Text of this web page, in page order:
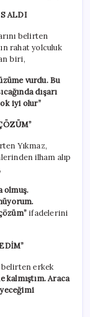
ALDI
belirten
rahat yolculuk
biri,
vurdu. Bu
dışarı
iyi olur”
Yıkmaz,
ilham alıp
olmuş.
ifadelerini
belirten erkek
kalmıştım. Araca